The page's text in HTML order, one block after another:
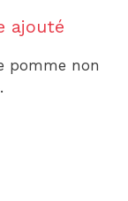
ajouté
pomme non